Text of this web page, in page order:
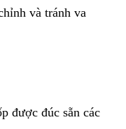
và tránh va
được đúc sẵn các